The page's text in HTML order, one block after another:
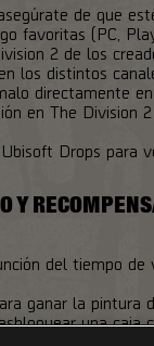
de que
favoritas (PC,
2 de los
los distintos
directamente
en The
Drops para
Y
del tiempo de
ganar la pintura
una caja